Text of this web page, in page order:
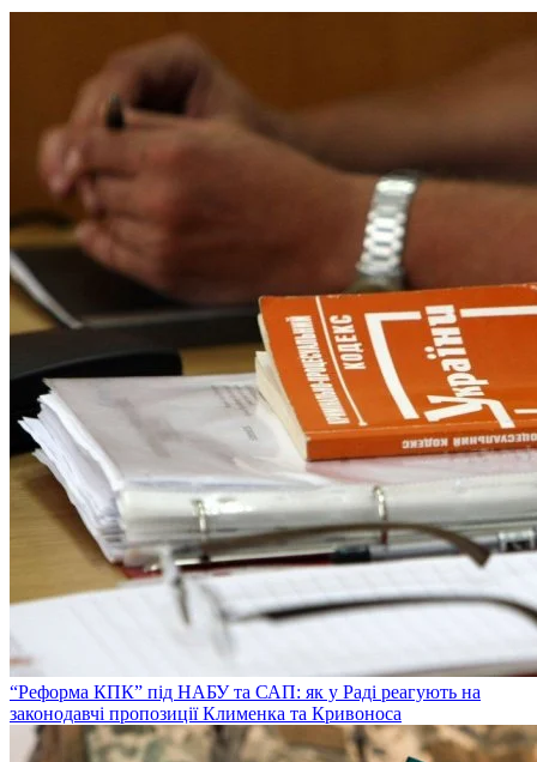
“Реформа КПК” під НАБУ та САП: як у Раді реагують на
законодавчі пропозиції Клименка та Кривоноса